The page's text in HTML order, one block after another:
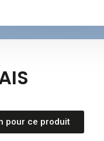
pour ce produit